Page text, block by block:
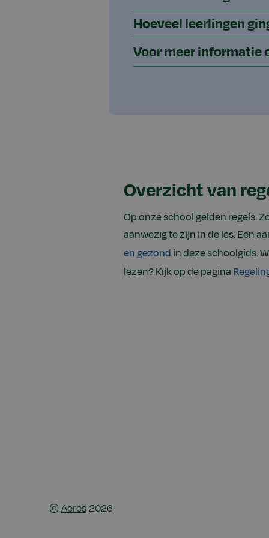
Hoeveel leerlingen
Voor meer informatie
Overzicht van
Op onze school gelden regels.
aanwezig te zijn in de les. Een
en gezond in deze schoolgids.
lezen? Kijk op de pagina
©Aeres2026